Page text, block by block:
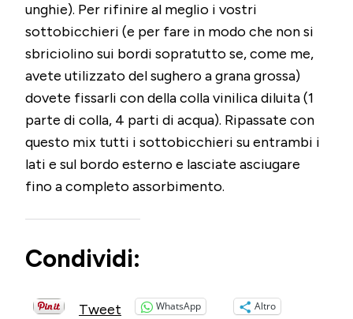
unghie). Per rifinire al meglio i vostri
sottobicchieri (e per fare in modo che non si
sbriciolino sui bordi sopratutto se, come me,
avete utilizzato del sughero a grana grossa)
dovete fissarli con della colla vinilica diluita (1
parte di colla, 4 parti di acqua). Ripassate con
questo mix tutti i sottobicchieri su entrambi i
lati e sul bordo esterno e lasciate asciugare
fino a completo assorbimento.
Condividi:
Tweet WhatsApp Altro